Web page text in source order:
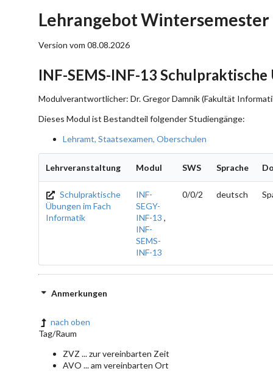
Lehrangebot Wintersemester
Version vom 08.08.2026
INF-SEMS-INF-13
Modulverantwortlicher: Dr. Gregor Damnik (Fakultät
Dieses Modul ist Bestandteil folgender Studiengänge:
Lehramt, Staatsexamen, Oberschulen
Lehrveranstaltung Modul SWS Sprache
Schulpraktische
Übungen im Fach
Informatik
INF-
SEGY-
INF-13 ,
INF-
SEMS-
INF-13
0/0/2 deutsch
Anmerkungen
nach oben
Tag/Raum
ZVZ ... zur vereinbarten Zeit
AVO ... am vereinbarten Ort